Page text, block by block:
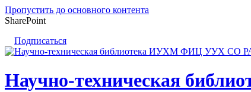
Пропустить до основного контента
SharePoint
Подписаться
Научно-техническая